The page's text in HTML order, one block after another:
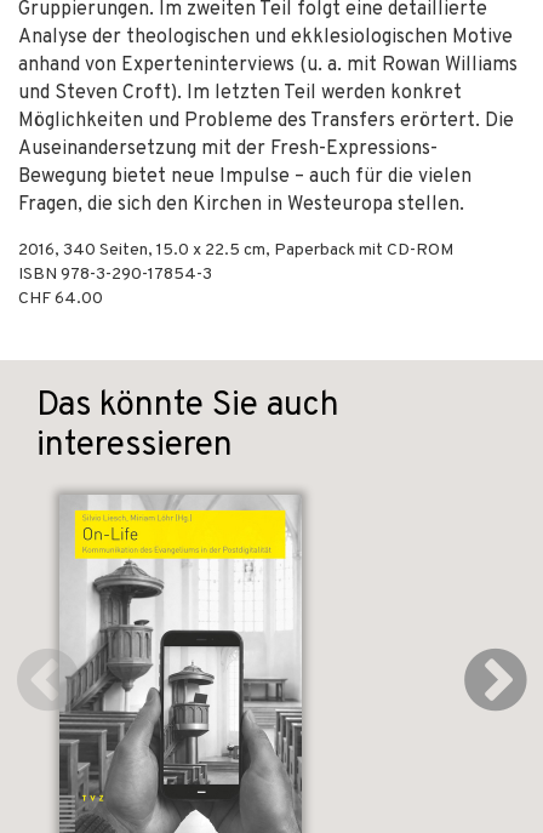
Gruppierungen. Im zweiten Teil folgt eine detaillierte
Analyse der theologischen und ekklesiologischen Motive
anhand von Experteninterviews (u. a. mit Rowan Williams
und Steven Croft). Im letzten Teil werden konkret
Möglichkeiten und Probleme des Transfers erörtert. Die
Auseinandersetzung mit der Fresh-Expressions-
Bewegung bietet neue Impulse – auch für die vielen
Fragen, die sich den Kirchen in Westeuropa stellen.
2016, 340 Seiten, 15.0 x 22.5 cm, Paperbackmit CD-ROM
ISBN 978-3-290-17854-3
CHF 64.00
Das könnte Sie auch
interessieren